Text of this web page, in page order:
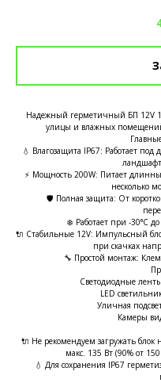
Надежный герметичный БП 12V
улицы и влажных
💧 Влагозащита IP67: Работает
⚡️ Мощность 200W: Питает
несколько
🛡 Полная защита: От
❄️ Работает при -30°C
🔌 Стабильные 12V: Импульсный
при скачках
🔧 Простой монтаж:
Светодиодные
LED
Уличная
Камеры
🔌 Не рекомендуем загружать
макс. 135 Вт (90% от
💧 Для сохранения IP67